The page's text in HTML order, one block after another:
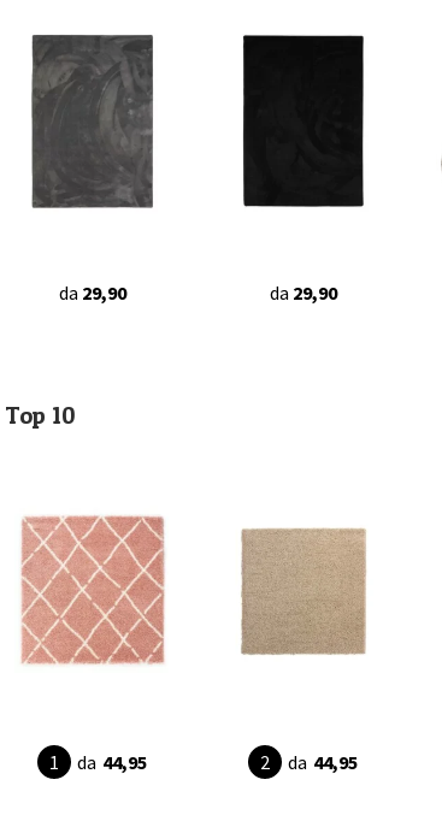
da 29,90 da 29,90
Top 10
da 44,95 da 44,95